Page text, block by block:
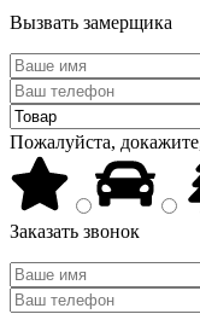
Вызвать замерщика
Пожалуйста,
Заказать звонок